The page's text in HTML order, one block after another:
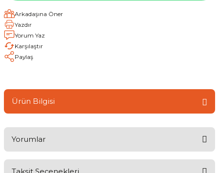
Arkadaşına Öner
Yazdır
Yorum Yaz
Karşılaştır
Paylaş
Ürün Bilgisi
Yorumlar